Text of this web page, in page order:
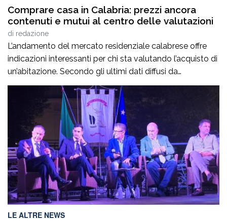
Comprare casa in Calabria: prezzi ancora
contenuti e mutui al centro delle valutazioni
di redazione
L’andamento del mercato residenziale calabrese offre
indicazioni interessanti per chi sta valutando l’acquisto di
un’abitazione. Secondo gli ultimi dati diffusi da
Immobiliare.it, a giugno 2026 il prezzo medio richiesto
per gli immobili residenziali in Calabria si attesta intorno
ai 961 euro al metro quadrato, confermando valori tra i
più contenuti a livello nazionale. Per chi […]
LE ALTRE NEWS